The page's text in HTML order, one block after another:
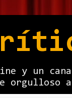
y un
orgulloso